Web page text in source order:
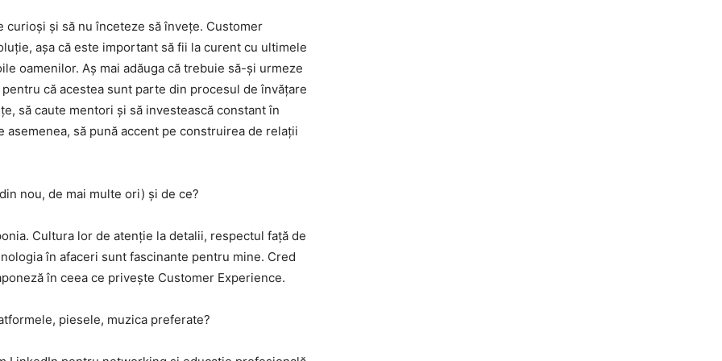
și să nu înceteze să învețe. Customer
așa că este important să fii la curent cu ultimele
oamenilor. Aș mai adăuga că trebuie să-și urmeze
că acestea sunt parte din procesul de învățare
să caute mentori și să investească constant în
să pună accent pe construirea de relații
nou, de mai multe ori) și de ce?
Cultura lor de atenție la detalii, respectul față de
în afaceri sunt fascinante pentru mine. Cred
în ceea ce privește Customer Experience.
piesele, muzica preferate?